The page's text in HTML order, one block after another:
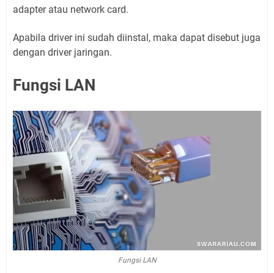
adapter atau network card.
Apabila driver ini sudah diinstal, maka dapat disebut juga
dengan driver jaringan.
Fungsi LAN
Fungsi LAN